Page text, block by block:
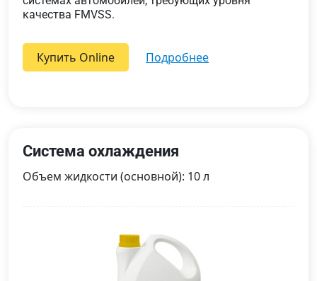
качества FMVSS.
Купить Online подробнее
Система охлаждения
Объем жидкости (основной): 10 л